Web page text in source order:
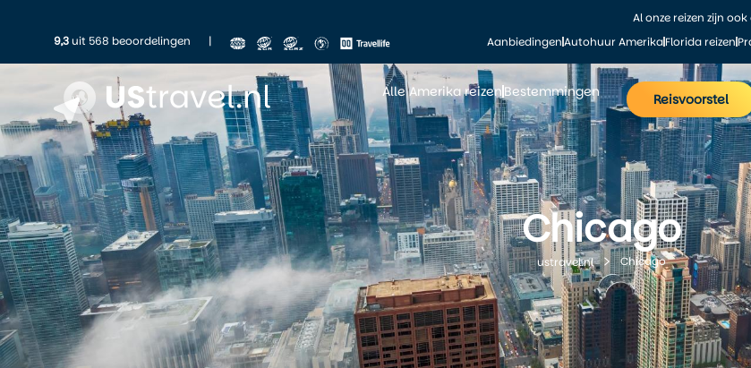
Al onze reizen zijn
9,3uit 568 beoordelingen | AanbiedingenAutohuur AmerikaFlorida reizen
Alle Amerika reizenBestemmingen Reisvoorstel
Chicago
ustravel.nl Chicago